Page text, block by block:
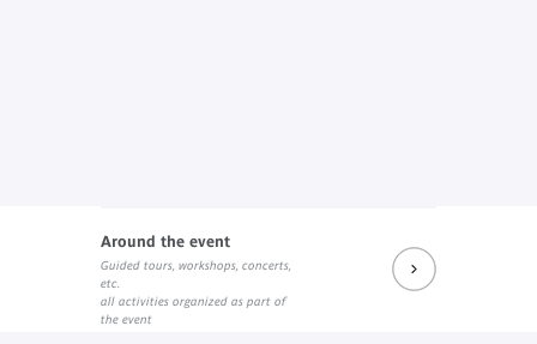
Around the event
Guided tours, workshops, concerts,
etc.
all activities organized as part of
the event